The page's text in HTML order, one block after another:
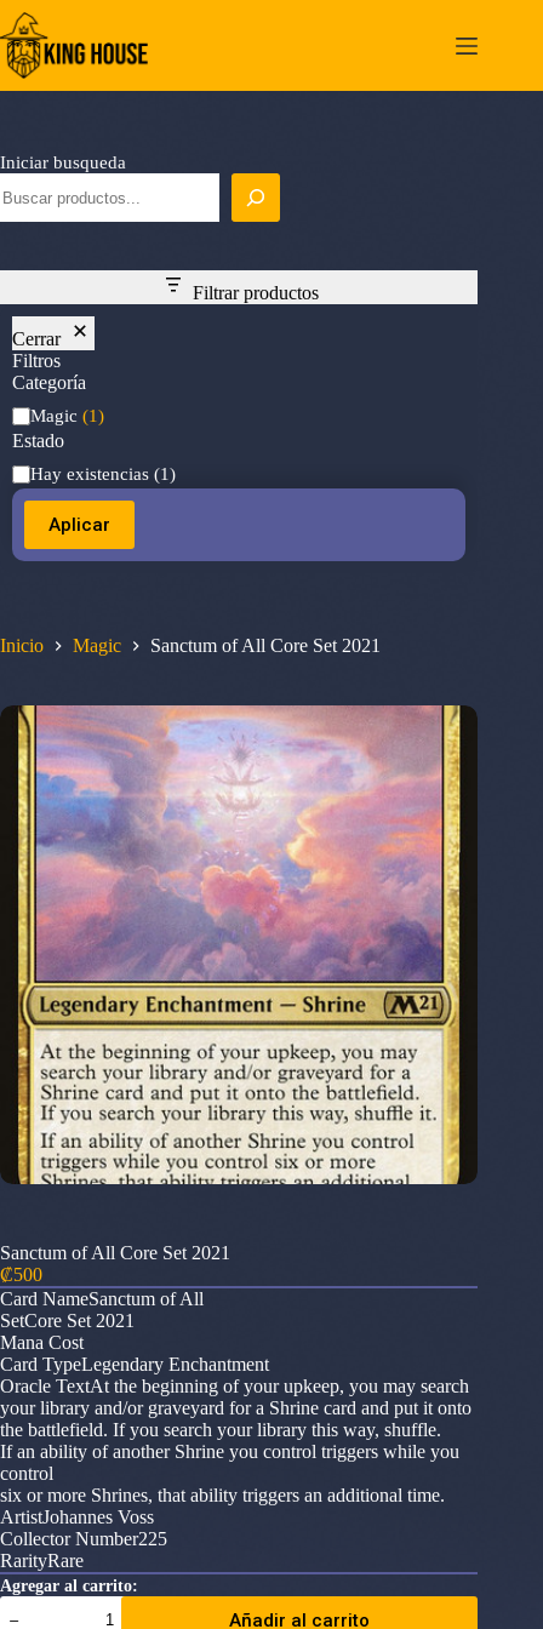
Saltar
al
contenido
Inicio Magic Sanctum of All Core Set 2021
Sanctum of All Core Set 2021
₡500
Card NameSanctum of All
SetCore Set 2021
Mana Cost
Card TypeLegendary Enchantment
Oracle TextAt the beginning of your upkeep, you may search
your library and/or graveyard for a Shrine card and put it onto
the battlefield. If you search your library this way, shuffle.
If an ability of another Shrine you control triggers while you
control
six or more Shrines, that ability triggers an additional time.
ArtistJohannes Voss
Collector Number225
RarityRare
Agregar al carrito:
Sanctum
of
Añadir al carrito
Iniciar busqueda
Filtrar productos
Cerrar
Filtros
Categoría
Categoría
Magic (1)
Estado
Estado
Hay existencias (1)
Aplicar